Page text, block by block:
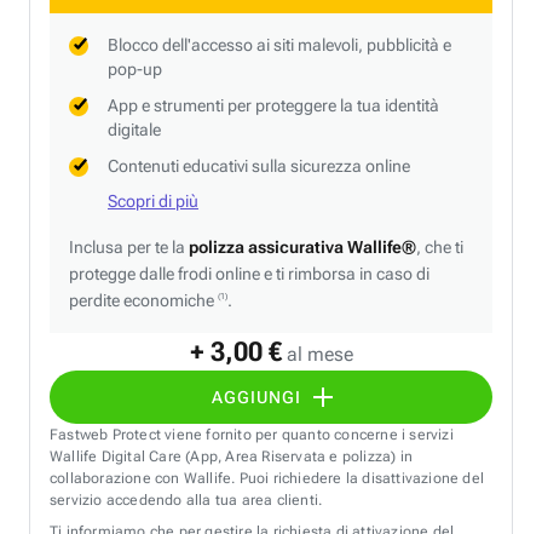
+ 3,00 € al mese
AGGIUNGI
Blocco dell'accesso ai siti malevoli, pubblicità e
pop-up
App e strumenti per proteggere la tua identità
digitale
Contenuti educativi sulla sicurezza online
Scopri di più
Inclusa per te la polizza assicurativa Wallife®, che ti
protegge dalle frodi online e ti rimborsa in caso di
perdite economiche (1).
Fastweb Protect viene fornito per quanto concerne i servizi
Wallife Digital Care (App, Area Riservata e polizza) in
collaborazione con Wallife. Puoi richiedere la disattivazione del
servizio accedendo alla tua area clienti.